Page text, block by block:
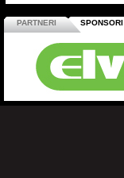
PARTNERI SPONSORI